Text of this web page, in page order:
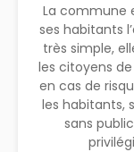
La commune
ses habitants
très simple,
les citoyens
en cas de
les habitants,
sans